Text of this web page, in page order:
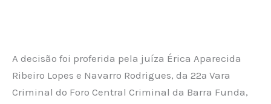
A decisão foi proferida pela juíza Érica Aparecida
Ribeiro Lopes e Navarro Rodrigues, da 22ª Vara
Criminal do Foro Central Criminal da Barra Funda,